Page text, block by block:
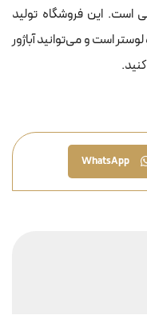
است. این فروشگاه تولید
است و می‌توانید آباژور
WhatsApp